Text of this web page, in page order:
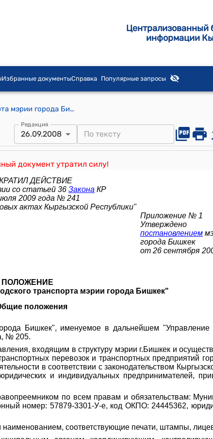
Централизованный
информации
Избранные документыСправка Популярные запросы
ПОЛОЖЕНИЕ Учреждения "Управление городского транспорта мэрии города Бишкек (утверждено постановлением мэрии города Бишкек от 26 сентября 2008 года № 415)
Редакция
26.09.2008
документ утратил силу!